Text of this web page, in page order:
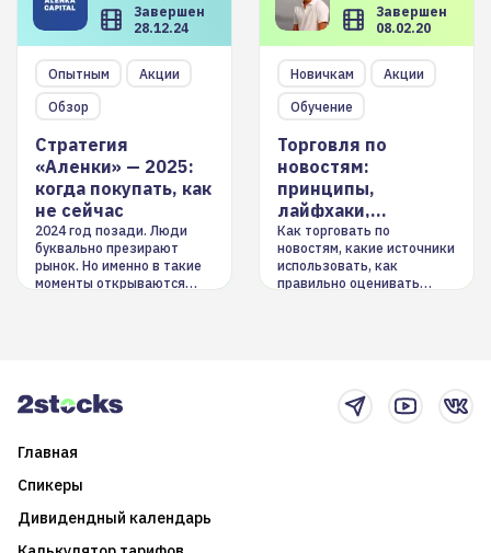
Завершен
28.12.24
Опытным
Акции
Обзор
Стратегия
«Аленки» — 2025:
когда покупать, как
не сейчас
2024 год позади. Люди
буквально презирают
рынок. Но именно в такие
моменты открываются
Завершен
08.02.20
Новичкам
Акции
Обучение
Торговля по
новостям:
принципы,
лайфхаки,
инструменты
Как торговать по
новостям, какие источники
использовать, как
правильно оценивать
Главная
Спикеры
Дивидендный календарь